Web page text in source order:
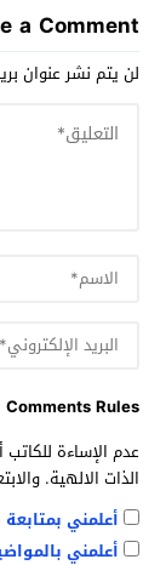
a Comment
لن يتم نشر عنوان
Comments Rules :
عدم الإساءة
الذات الالهية.
أعلمني
أعلمني